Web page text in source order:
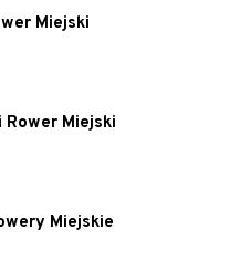
Miejski
Miejski
Miejskie